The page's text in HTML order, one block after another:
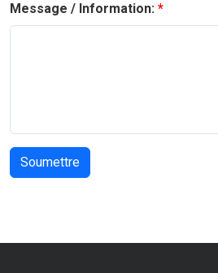
Message / Information: